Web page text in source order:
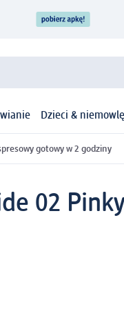
Dzieci &
gotowy w 2 godziny
02